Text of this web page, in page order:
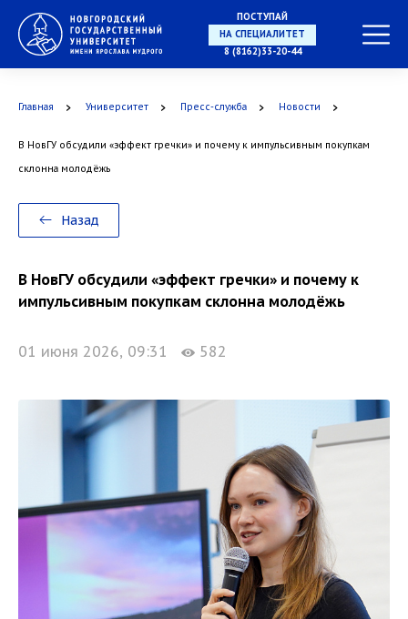
ПОСТУПАЙ
НА СПЕЦИАЛИТЕТ
В МАГИСТРАТУРУ
8 (8162)33-20-44
Главная Университет Пресс-служба Новости
В НовГУ обсудили «эффект гречки» и почему к импульсивным покупкам
склонна молодёжь
Назад
В НовГУ обсудили «эффект гречки» и почему к
импульсивным покупкам склонна молодёжь
01 июня 2026, 09:31 582